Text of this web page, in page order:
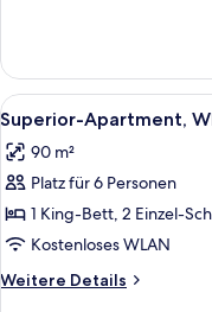
Apartment,
Küche
Alle
Fotos
für
Superior-
Apartment,
Whirlpool
(Exterior)
anzeigen
7
Superior-Apartment,
90 m²
Platz für 6 Personen
1 King-Bett, 2 Einzel-
Kostenloses WLAN
Weitere Details
Weitere